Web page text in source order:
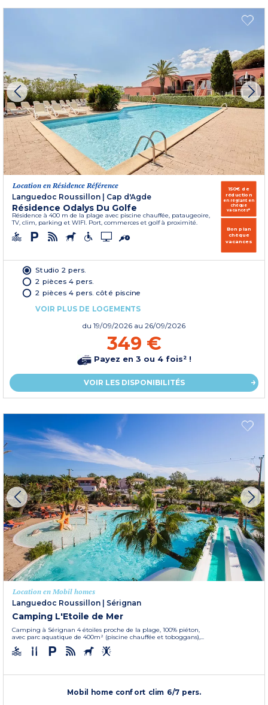
Location en Résidence Référence
Languedoc Roussillon
Cap d'Agde
Résidence Odalys Du Golfe
Résidence à 400 m de la plage avec piscine chauffée, pataugeoire,
TV, clim, parking et WIFI. Port, commerces et golf à proximité.
150€ de
réduction
en réglant en
chèque
vacances*
Bon plan
chèque
vacances
Studio 2 pers.
2 pièces 4 pers.
2 pièces 4 pers. côté piscine
VOIR PLUS DE LOGEMENTS
du 19/09/2026 au 26/09/2026
349 €
Payez en 3 ou 4 fois² !
VOIR LES DISPONIBILITÉS
Location en Mobil homes
Languedoc Roussillon | Sérignan
Camping L'Etoile de Mer
Camping à Sérignan 4 étoiles proche de la plage, 100% piéton,
avec parc aquatique de 400m² (piscine chauffée et toboggans),...
Mobil home confort clim 6/7 pers.